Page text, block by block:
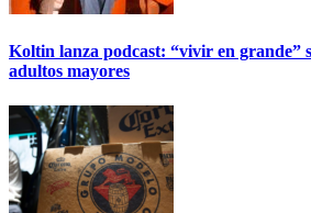
Koltin lanza podcast: “vivir en grande”
adultos mayores